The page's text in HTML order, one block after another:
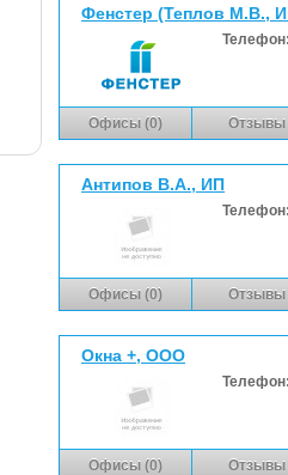
Фенстер (Теплов М.В.,
Офисы (0) Отзывы
Антипов В.А., ИП
Офисы (0) Отзывы
Окна +, ООО
Офисы (0) Отзывы